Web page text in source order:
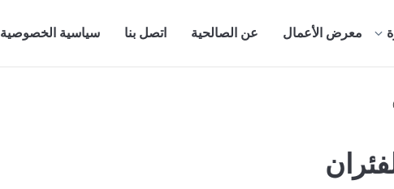
معرض الأعمال عن الصالحية اتصل بنا سياسية الخصوصية